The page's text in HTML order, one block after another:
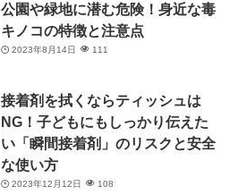
公園や緑地に潜む危険！身近な毒
キノコの特徴と注意点
2023年8月14日 111
接着剤を拭くならティッシュは
NG！子どもにもしっかり伝えた
い「瞬間接着剤」のリスクと安全
な使い方
2023年12月12日 108